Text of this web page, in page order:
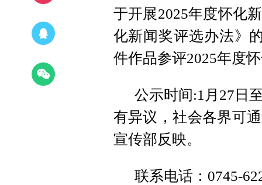
于开展2025年度怀化
化新闻奖评选办法》
件作品参评2025年度
公示时间:1月27日
有异议，社会各界可
宣传部反映。
联系电话：0745-